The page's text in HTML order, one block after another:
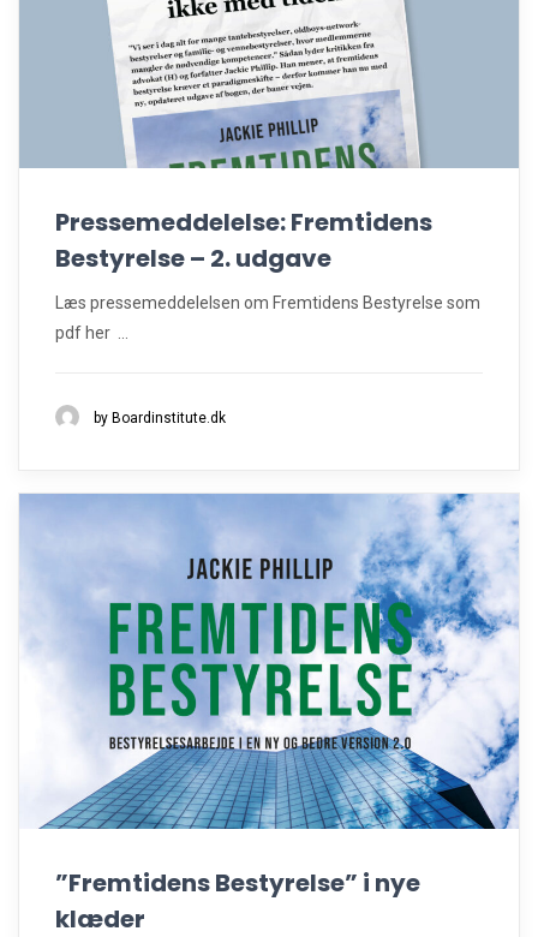
Pressemeddelelse: Fremtidens
Bestyrelse – 2. udgave
Læs pressemeddelelsen om Fremtidens Bestyrelse som
pdf her ...
by Boardinstitute.dk
”Fremtidens Bestyrelse” i nye
klæder